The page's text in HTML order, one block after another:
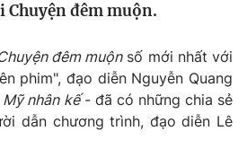
Chuyện đêm muộn.
đêm muộnsố mới nhất với
phim", đạo diễn Nguyễn Quang
Mỹ nhân kế- đã có những chia sẻ
dẫn chương trình, đạo diễn Lê